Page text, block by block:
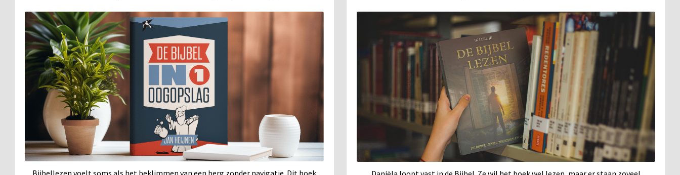
Bijbellezen voelt soms als het beklimmen van een berg zonder navigatie. Dit boek